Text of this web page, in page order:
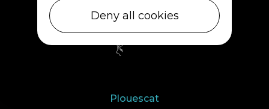
Plouescat
Deny all cookies